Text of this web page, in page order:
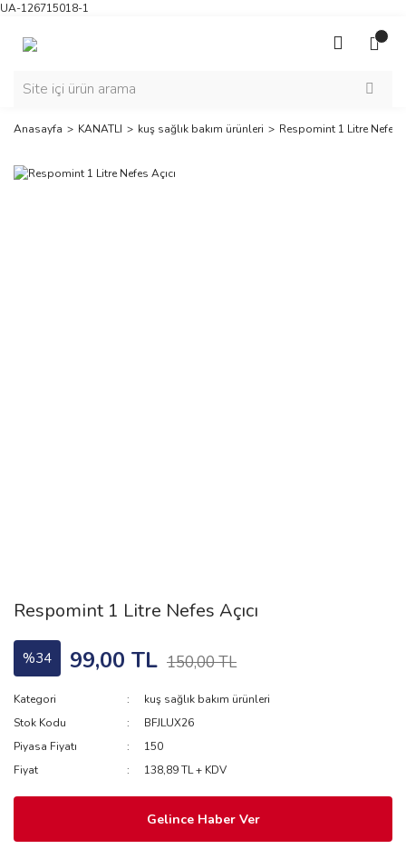
UA-126715018-1
Anasayfa KANATLI kuş sağlık bakım ürünleri Respomint 1 Litre Nefes
Respomint 1 Litre Nefes Açıcı
%34 99,00 TL 150,00 TL
Kategori
kuş sağlık bakım ürünleri
Stok Kodu
BFJLUX26
Piyasa Fiyatı
150
Fiyat
138,89 TL + KDV
Gelince Haber Ver